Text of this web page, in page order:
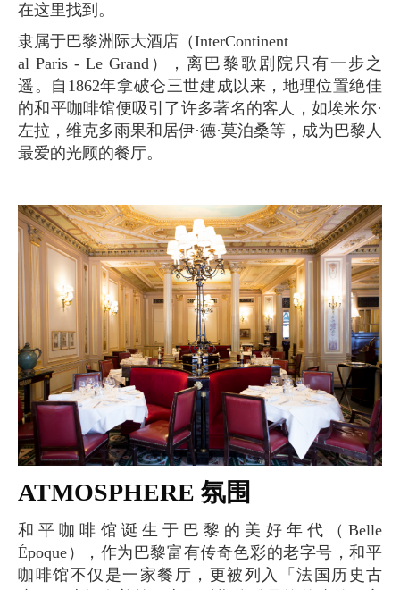
在这里找到。
隶属于巴黎洲际大酒店（InterContinent
al Paris - Le Grand），离巴黎歌剧院只有一步之
遥。自1862年拿破仑三世建成以来，地理位置绝佳
的和平咖啡馆便吸引了许多著名的客人，如埃米尔·
左拉，维克多雨果和居伊·德·莫泊桑等，成为巴黎人
最爱的光顾的餐厅。
ATMOSPHERE 氛围
和平咖啡馆诞生于巴黎的美好年代（Belle
Époque），作为巴黎富有传奇色彩的老字号，和平
咖啡馆不仅是一家餐厅，更被列入「法国历史古